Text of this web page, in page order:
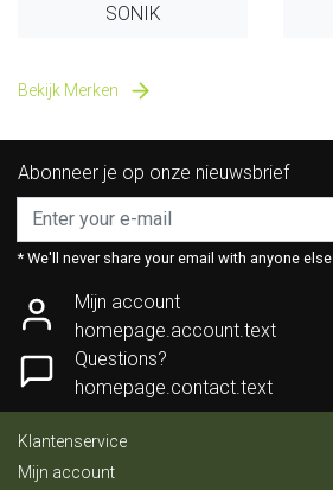
SONIK
Bekijk Merken
Abonneer je op onze nieuwsbrief
* We'll never share your email with anyone else.
Mijn account
homepage.account.text
Questions?
homepage.contact.text
Klantenservice
Mijn account